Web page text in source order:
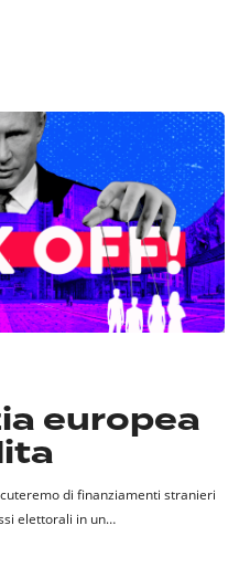
europea
di finanziamenti stranieri
elettorali in un…